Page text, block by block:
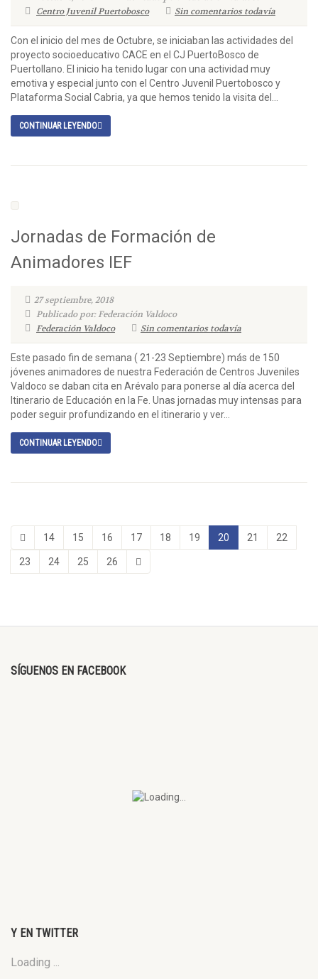
Centro Juvenil Puertobosco
Sin comentarios todavía
Con el inicio del mes de Octubre, se iniciaban las actividades del
proyecto socioeducativo CACE en el CJ PuertoBosco de
Puertollano. El inicio ha tenido lugar con una actividad muy
emotiva y especial junto con el Centro Juvenil Puertobosco y
Plataforma Social Cabria, ya que hemos tenido la visita del...
CONTINUAR LEYENDO
Jornadas de Formación de
Animadores IEF
27 septiembre, 2018
Publicado por: Federación Valdoco
Federación Valdoco
Sin comentarios todavía
Este pasado fin de semana ( 21-23 Septiembre) más de 150
jóvenes animadores de nuestra Federación de Centros Juveniles
Valdoco se daban cita en Arévalo para ponerse al día acerca del
Itinerario de Educación en la Fe. Unas jornadas muy intensas para
poder seguir profundizando en el itinerario y ver...
CONTINUAR LEYENDO
14 15 16 17 18 19 20 21 22
23 24 25 26
SÍGUENOS EN FACEBOOK
Y EN TWITTER
Loading ...